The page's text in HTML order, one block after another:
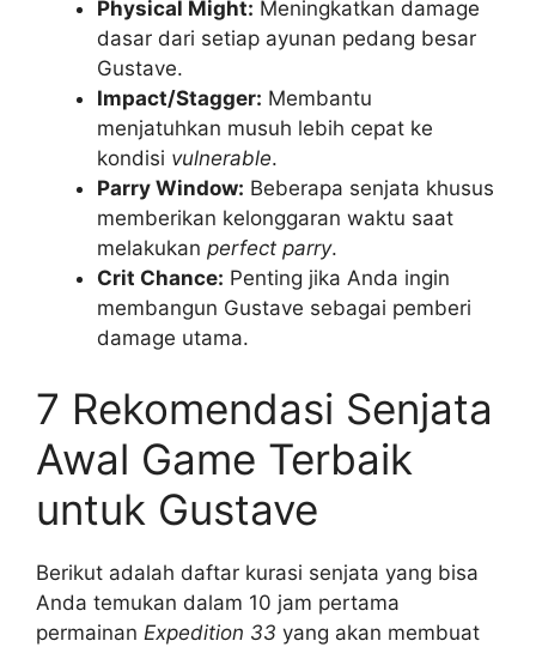
Physical Might: Meningkatkan damage
dasar dari setiap ayunan pedang besar
Gustave.
Impact/Stagger: Membantu
menjatuhkan musuh lebih cepat ke
kondisi vulnerable.
Parry Window: Beberapa senjata khusus
memberikan kelonggaran waktu saat
melakukan perfect parry.
Crit Chance: Penting jika Anda ingin
membangun Gustave sebagai pemberi
damage utama.
7 Rekomendasi Senjata
Awal Game Terbaik
untuk Gustave
Berikut adalah daftar kurasi senjata yang bisa
Anda temukan dalam 10 jam pertama
permainan Expedition 33 yang akan membuat